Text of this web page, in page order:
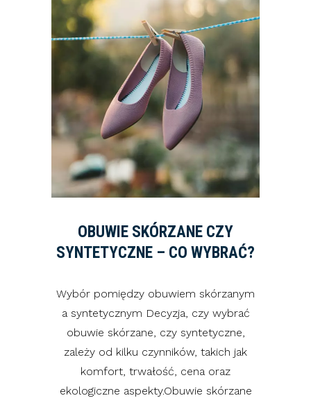
OBUWIE SKÓRZANE CZY
SYNTETYCZNE – CO WYBRAĆ?
Wybór pomiędzy obuwiem skórzanym
a syntetycznym Decyzja, czy wybrać
obuwie skórzane, czy syntetyczne,
zależy od kilku czynników, takich jak
komfort, trwałość, cena oraz
ekologiczne aspekty.Obuwie skórzane